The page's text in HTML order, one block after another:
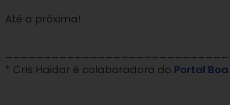
Até a próxima!
* Cris Haidar é colaboradora do Portal